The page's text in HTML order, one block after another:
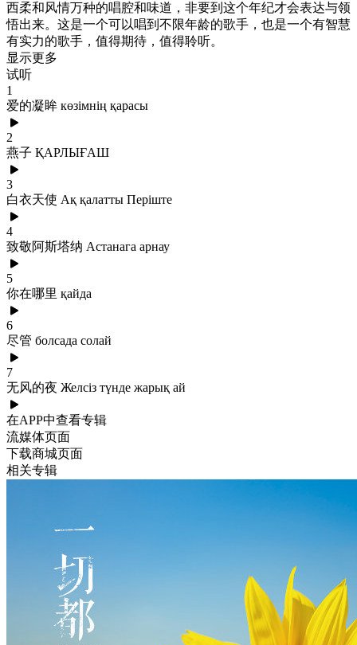
西柔和风情万种的唱腔和味道，非要到这个年纪才会表达与领
悟出来。这是一个可以唱到不限年龄的歌手，也是一个有智慧
有实力的歌手，值得期待，值得聆听。
显示更多
试听
1
爱的凝眸 көзімнің қарасы
2
燕子 ҚАРЛЫҒАШ
3
白衣天使 Ақ қалатты Періште
4
致敬阿斯塔纳 Астанага арнау
5
你在哪里 қайда
6
尽管 болсада солай
7
无风的夜 Желсіз түнде жарық ай
在APP中查看专辑
流媒体页面
下载商城页面
相关专辑